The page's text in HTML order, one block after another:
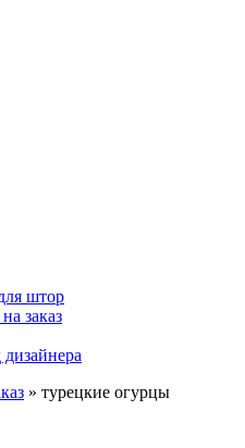
штор
заказ
» турецкие огурцы